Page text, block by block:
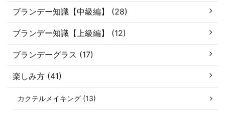
ブランデー知識【中級編】 (28)
ブランデー知識【上級編】 (12)
ブランデーグラス (17)
楽しみ方 (41)
カクテルメイキング (13)